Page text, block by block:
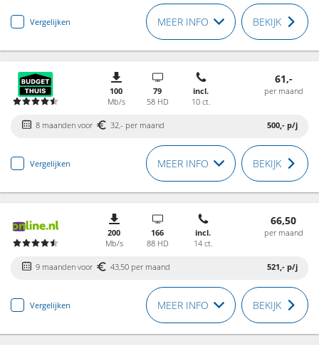
Vergelijken MEER INFO BEKIJK
100
Mb/s
79
58 HD
incl.
10 ct.
61,-
per maand
8 maanden voor 32,- per maand 500,- p/j
Vergelijken MEER INFO BEKIJK
200
Mb/s
166
88 HD
incl.
14 ct.
66,50
per maand
9 maanden voor 43,50 per maand 521,- p/j
Vergelijken MEER INFO BEKIJK